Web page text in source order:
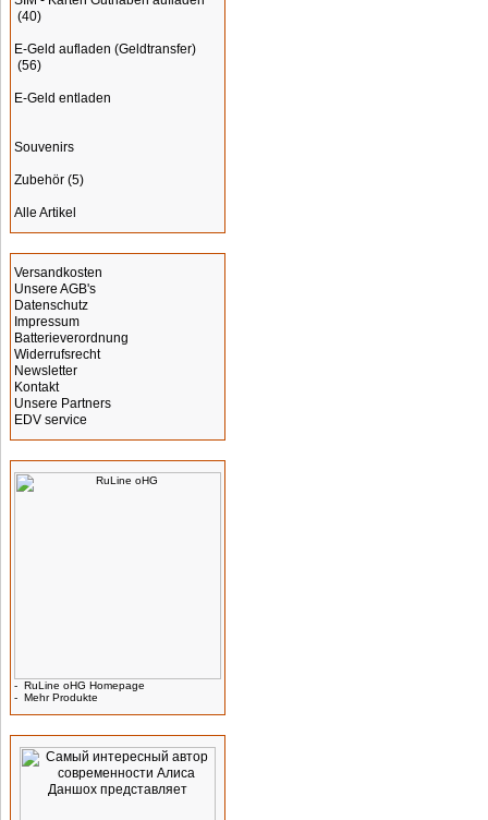
(40)
E-Geld aufladen (Geldtransfer)
(56)
E-Geld entladen
Souvenirs
Zubehör (5)
Alle Artikel
Versandkosten
Unsere AGB's
Datenschutz
Impressum
Batterieverordnung
Widerrufsrecht
Newsletter
Kontakt
Unsere Partners
EDV service
- RuLine oHG Homepage
- Mehr Produkte